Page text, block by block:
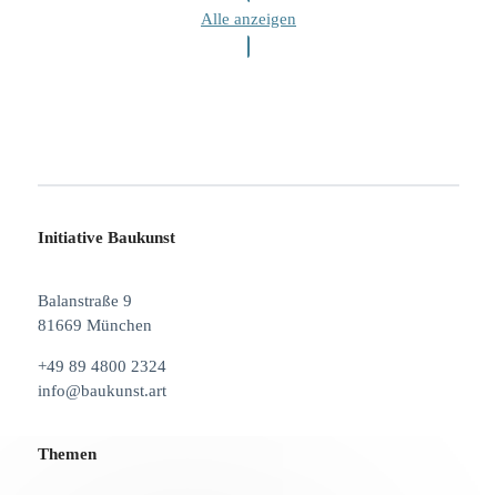
Alle anzeigen
Initiative Baukunst
Balanstraße 9
81669 München
+49 89 4800 2324
info@baukunst.art
Themen